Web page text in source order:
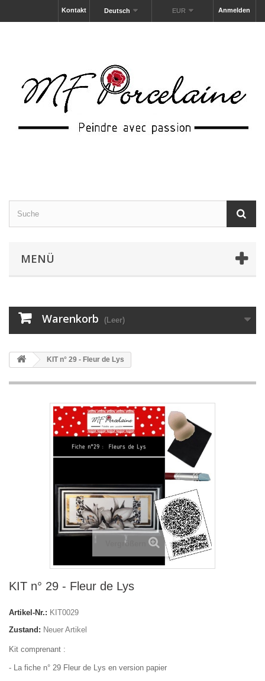
Anmelden
EUR
Deutsch
Kontakt
MENÜ
Warenkorb (Leer)
KIT n° 29 - Fleur de Lys
Vergrößern
KIT n° 29 - Fleur de Lys
Artikel-Nr.: KIT0029
Zustand: Neuer Artikel
Kit comprenant :
- La fiche n° 29 Fleur de Lys en version papier